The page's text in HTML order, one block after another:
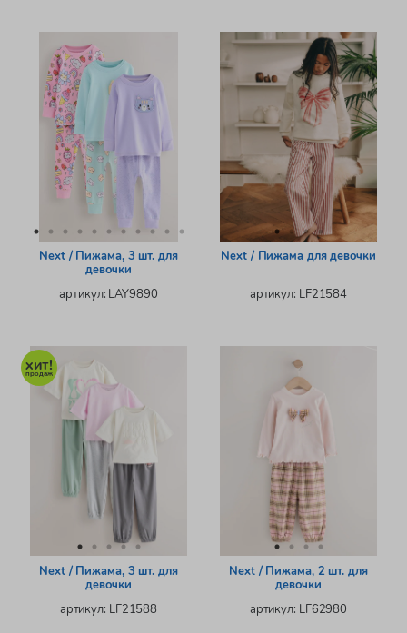
Next / Пижама, 3 шт. для
девочки
артикул: LAY9890
Next / Пижама для девочки
артикул: LF21584
Next / Пижама, 3 шт. для
девочки
артикул: LF21588
Next / Пижама, 2 шт. для
девочки
артикул: LF62980